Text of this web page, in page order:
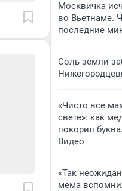
Москвичка
во Вьетнаме.
последние
Соль земли
«Чисто все
свете»: как
покорил
Видео
«Так
мема